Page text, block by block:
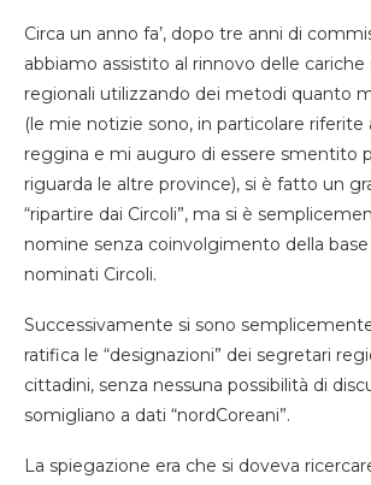
Circa un anno fa’, dopo tre anni di
abbiamo assistito al rinnovo delle cariche
regionali utilizzando dei metodi quanto
(le mie notizie sono, in particolare riferite
reggina e mi auguro di essere smentito
riguarda le altre province), si è fatto un
“ripartire dai Circoli”, ma si è
nomine senza coinvolgimento della
nominati Circoli.
Successivamente si sono
ratifica le “designazioni” dei segretari
cittadini, senza nessuna possibilità di
somigliano a dati “nordCoreani”.
La spiegazione era che si doveva